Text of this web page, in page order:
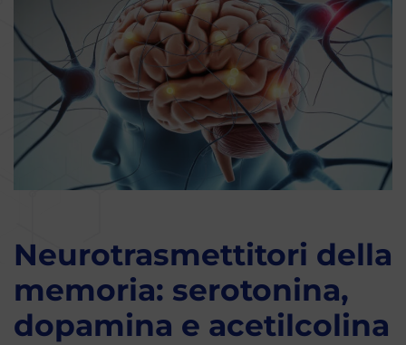
Neurotrasmettitori della
memoria: serotonina,
dopamina e acetilcolina